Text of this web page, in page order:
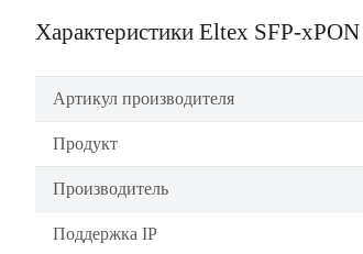
Характеристики Eltex SFP-
Артикул производителя
Продукт
Производитель
Поддержка IP